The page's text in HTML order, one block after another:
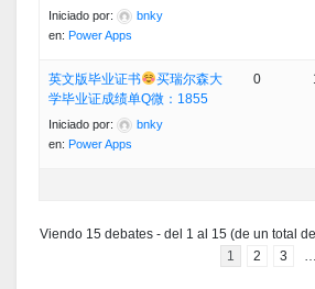
Iniciado por:
bnky
en: Power Apps
英文版毕业证书
买瑞尔森大
学毕业证成绩单Q微：1855
Iniciado por:
bnky
en: Power Apps
0
Viendo 15 debates - del 1 al 15 (de un total
1
2 3 …